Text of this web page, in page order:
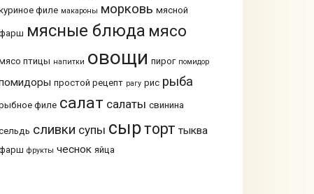
филе макароны морковь мясной
мясные блюда мясо
птицы напитки овощи пирог помидор
простой рецепт рагу рис рыба
филе салат салаты свинина
сливки супы сырторт тыква
фрукты чеснок яйца